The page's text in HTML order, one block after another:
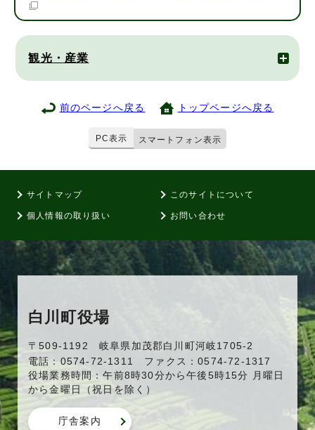
観光・産業
前のページへ戻る トップページへ戻る
PC表示 スマートフォン表示
サイトマップ このサイトについて
個人情報の取り扱い お問い合わせ
白川町役場
〒509-1192 岐阜県加茂郡白川町河岐1705-2
電話：0574-72-1311 ファクス：0574-72-1317
役場業務時間：午前8時30分から午後5時15分 月曜日
から金曜日（祝日を除く）
庁舎案内